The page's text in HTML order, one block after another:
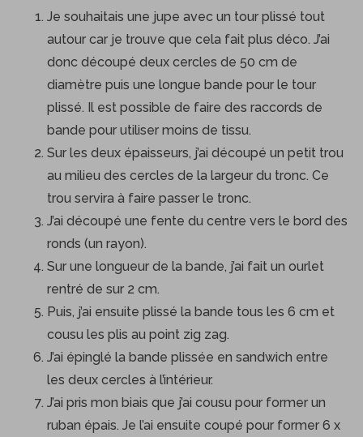
Je souhaitais une jupe avec un tour plissé tout
autour car je trouve que cela fait plus déco. J’ai
donc découpé deux cercles de 50 cm de
diamètre puis une longue bande pour le tour
plissé. Il est possible de faire des raccords de
bande pour utiliser moins de tissu.
Sur les deux épaisseurs, j’ai découpé un petit trou
au milieu des cercles de la largeur du tronc. Ce
trou servira à faire passer le tronc.
J’ai découpé une fente du centre vers le bord des
ronds (un rayon).
Sur une longueur de la bande, j’ai fait un ourlet
rentré de sur 2 cm.
Puis, j’ai ensuite plissé la bande tous les 6 cm et
cousu les plis au point zig zag.
J’ai épinglé la bande plissée en sandwich entre
les deux cercles à l’intérieur.
J’ai pris mon biais que j’ai cousu pour former un
ruban épais. Je l’ai ensuite coupé pour former 6 x